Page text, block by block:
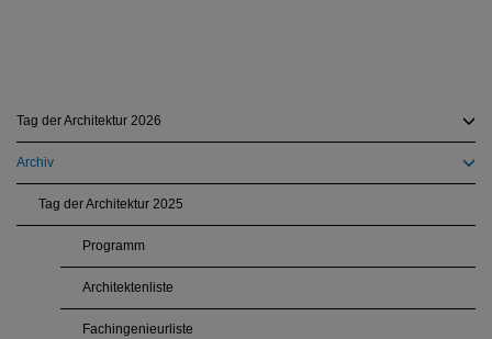
Tag der Architektur 2026
Archiv
Tag der Architektur 2025
Programm
Architektenliste
Fachingenieurliste